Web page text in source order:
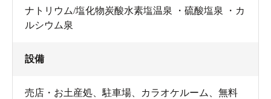
ナトリウム/塩化物炭酸水素塩温泉 ・硫酸塩泉 ・カ
ルシウム泉
設備
売店・お土産処 駐車場 カラオケルーム
無料